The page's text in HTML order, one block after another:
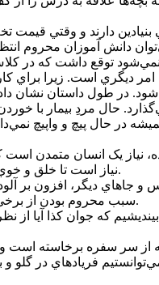
بنيادين دارند و
مي‌شود. در طول داستان
حال مردِ بيمار با
در حال پيچ و واپيچ
يک انسان متمدن است
نياز است تا خلق و خوي او تا حدود زيادي با ويتامين‌ها و پروتئين‌هاي مناسب کنترل شود.
و جاهاي ديگر، افزون
سبب محروم بودن از برخي مواد مغذي و مورد نياز، با در پرخاش و تُرش‌رويي بروز مي‌کند.
که جوان کذا آيا
سر سفره برخاسته است و
فريادهاي در